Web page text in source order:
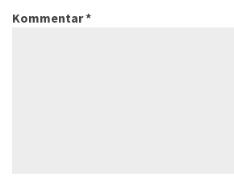
Kommentar*